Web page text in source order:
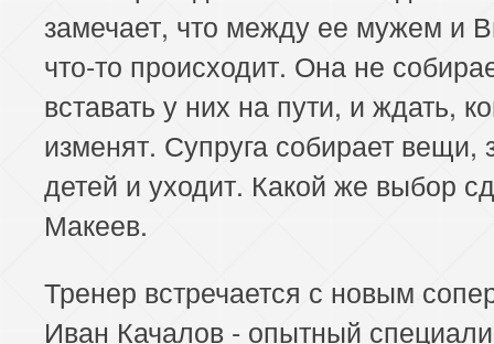
замечает, что между ее мужем и
что-то происходит. Она не
вставать у них на пути, и ждать,
изменят. Супруга собирает вещи,
детей и уходит. Какой же выбор
Макеев.
Тренер встречается с новым
Иван Качалов - опытный